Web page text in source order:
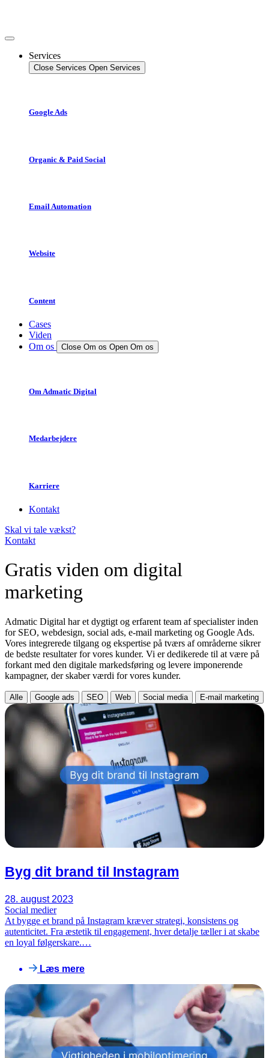
Services
Close Services Open Services
Google Ads
Organic & Paid Social
Email Automation
Website
Content
Cases
Viden
Om os
Close Om os Open Om os
Om Admatic Digital
Medarbejdere
Karriere
Kontakt
Skal vi tale vækst?
Kontakt
Gratis viden om digital
marketing
Admatic Digital har et dygtigt og erfarent team af specialister inden
for SEO, webdesign, social ads, e-mail marketing og Google Ads.
Vores integrerede tilgang og ekspertise på tværs af områderne sikrer
de bedste resultater for vores kunder. Vi er dedikerede til at være på
forkant med den digitale markedsføring og levere imponerende
kampagner, der skaber værdi for vores kunder.
Alle Google ads SEO Web Social media E-mail marketing
Byg dit brand til Instagram
28. august 2023
Social medier
At bygge et brand på Instagram kræver strategi, konsistens og
autenticitet. Fra æstetik til engagement, hver detalje tæller i at skabe
en loyal følgerskare.…
Læs mere